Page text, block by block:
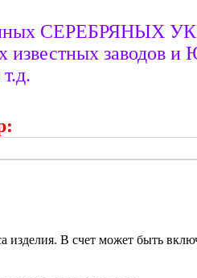
известных заводов
В счет может быть